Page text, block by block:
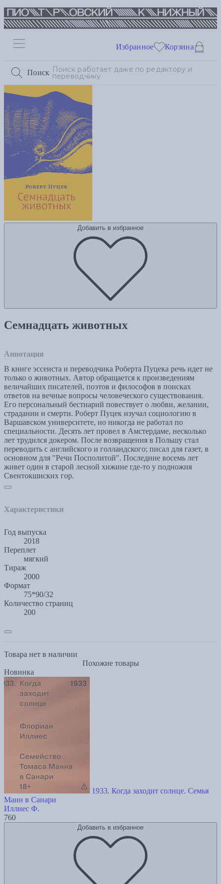
Поиск
Избранное Корзина
Добавить в избранное
Семнадцать животных
Аннотация
В книге эссеиста и переводчика Роберта Пуцека речь идет не
только о животных. Автор обращается к произведениям
величайших писателей, поэтов и философов в поисках
ответов на вечные вопросы человеческого существования.
Его персональный бестиарий повествует о любви, желании,
страдании и смерти. Роберт Пуцек изучал социологию в
Варшавском университете, но никогда не работал по
специальности. Десять лет провел в Амстердаме, несколько
лет трудился докером. После возвращения в Польшу стал
переводить с английского и голландского; писал для газет, в
основном для "Речи Посполитой". Последние восемь лет
живет один в старой лесной хижине где-то у подножия
Свентокшиских гор.
Характеристики
Год выпуска
2018
Переплет
мягкий
Тираж
2000
Формат
75*90/32
Количество страниц
200
Товара нет в наличии
Похожие товары
Новинка
1933. Когда заходит солнце. Семья
Манн в Санари
Иллиес Ф.
760
Добавить в избранное